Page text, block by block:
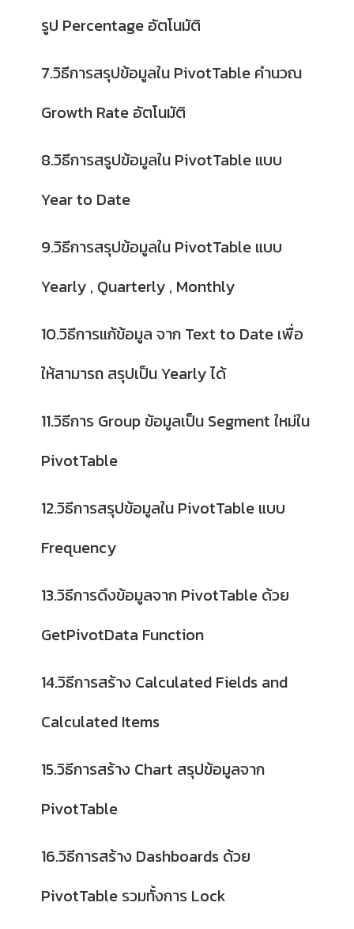
รูป Percentage อัตโนมัติ
7.วิธีการสรุปข้อมูลใน PivotTable คำนวณ
Growth Rate อัตโนมัติ
8.วิธีการสรูปข้อมูลใน PivotTable แบบ
Year to Date
9.วิธีการสรุปข้อมูลใน PivotTable แบบ
Yearly , Quarterly , Monthly
10.วิธีการแก้ข้อมูล จาก Text to Date เพื่อ
ให้สามารถ สรุปเป็น Yearly ได้
11.วิธีการ Group ข้อมูลเป็น Segment ใหม่ใน
PivotTable
12.วิธีการสรุปข้อมูลใน PivotTable แบบ
Frequency
13.วิธีการดึงข้อมูลจาก PivotTable ด้วย
GetPivotData Function
14.วิธีการสร้าง Calculated Fields and
Calculated Items
15.วิธีการสร้าง Chart สรุปข้อมูลจาก
PivotTable
16.วิธีการสร้าง Dashboards ด้วย
PivotTable รวมทั้งการ Lock